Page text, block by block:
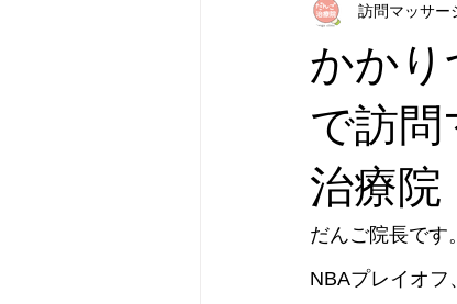
かか
で訪
治療院
訪問マッサー
だんご院長です。
NBAプレイオフ、